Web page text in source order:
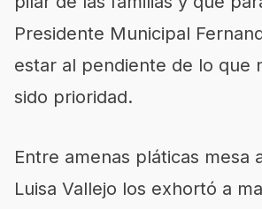
Presidente Municipal
estar al pendiente de lo que
sido prioridad.
Entre amenas pláticas mesa
Luisa Vallejo los exhortó a